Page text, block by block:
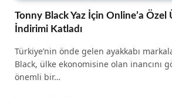
Tonny Black Yaz İçin Online’a Özel
İndirimi Katladı
Türkiye’nin önde gelen ayakkabı
Black, ülke ekonomisine olan inancını
önemli bir…